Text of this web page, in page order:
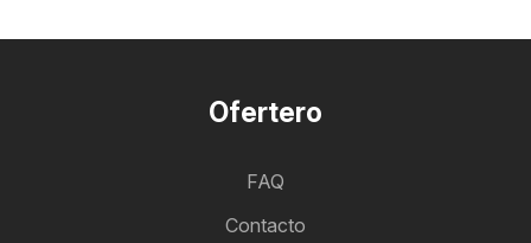
Ofertero
FAQ
Contacto